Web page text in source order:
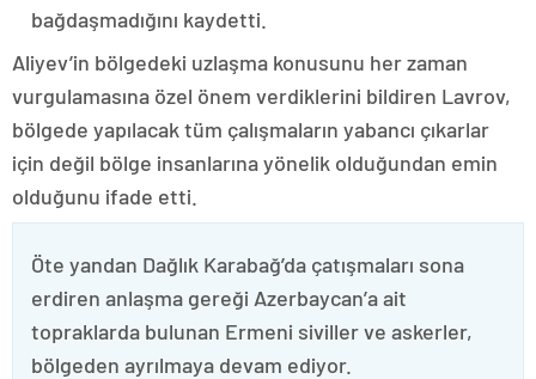
bağdaşmadığını kaydetti.
Aliyev’in bölgedeki uzlaşma konusunu her zaman
vurgulamasına özel önem verdiklerini bildiren Lavrov,
bölgede yapılacak tüm çalışmaların yabancı çıkarlar
için değil bölge insanlarına yönelik olduğundan emin
olduğunu ifade etti.
Öte yandan Dağlık Karabağ’da çatışmaları sona
erdiren anlaşma gereği Azerbaycan’a ait
topraklarda bulunan Ermeni siviller ve askerler,
bölgeden ayrılmaya devam ediyor.